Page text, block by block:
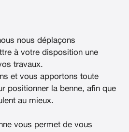
nous déplaçons
à votre disposition une
travaux.
et vous apportons toute
positionner la benne, afin que
au mieux.
vous permet de vous